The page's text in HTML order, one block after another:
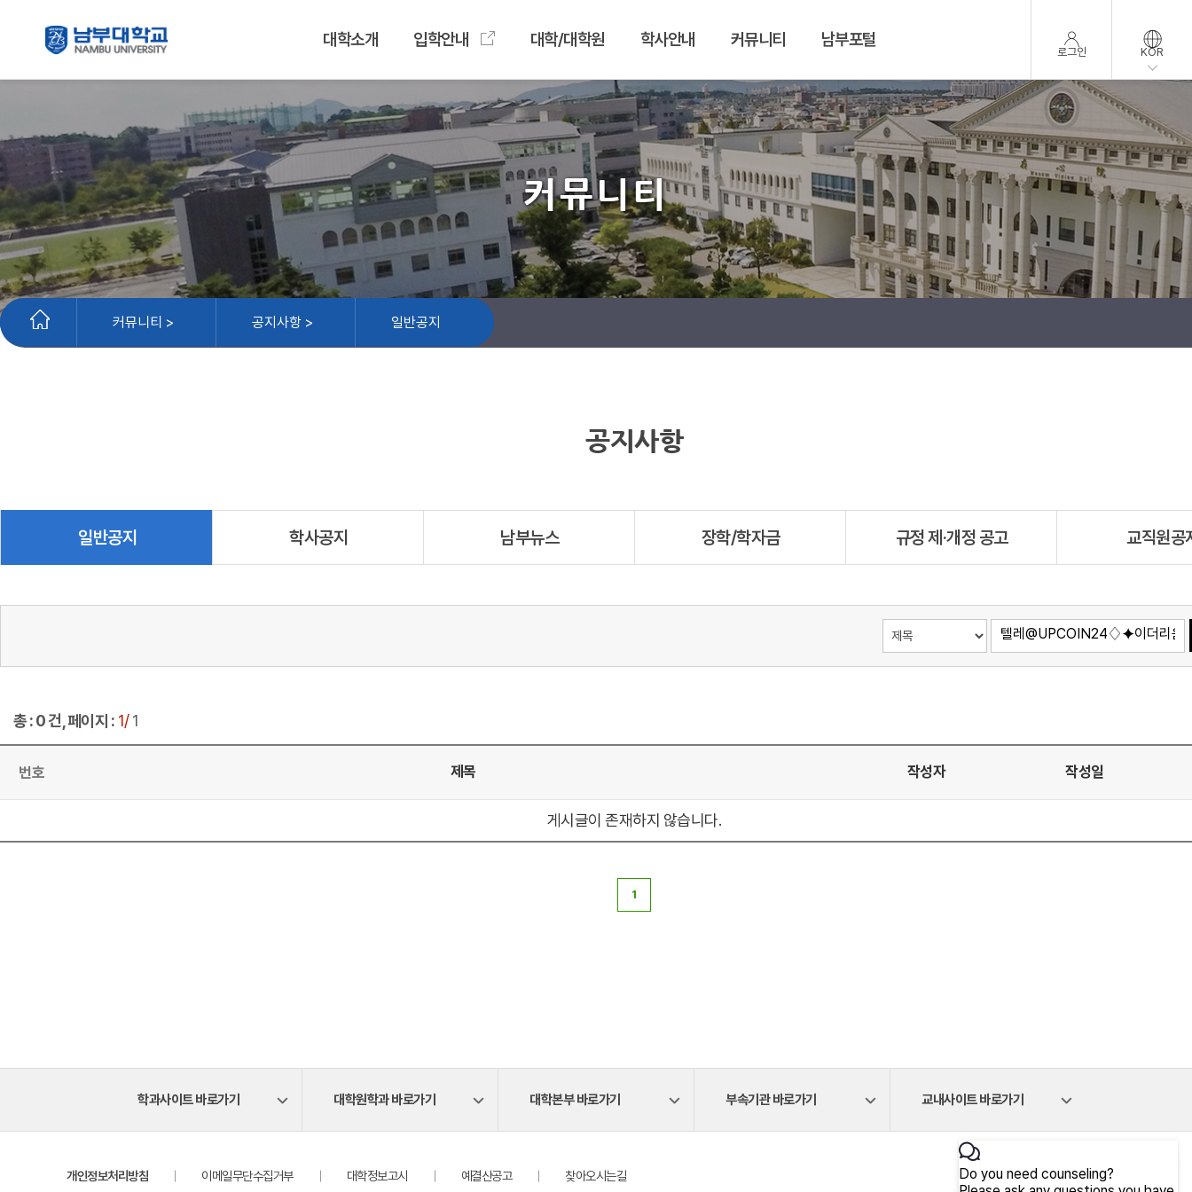
대학소개 입학안내 대학/대학원 학사안내 커뮤니티 남부포털
로그인 KOR
커뮤니티
커뮤니티 > 공지사항 > 일반공지
공지사항
일반공지 학사공지 남부뉴스 장학/학자금 규정 제·개정 공고 교직원공
총 : 0 건, 페이지 : 1/ 1
번호 제목 작성자 작성일
게시글이 존재하지 않습니다.
1
학과사이트 바로가기 대학원학과 바로가기 대학본부 바로가기 부속기관 바로가기 교내사이트 바로가기
개인정보처리방침 이메일무단수집거부 대학정보고시 예결산공고 찾아오시는길